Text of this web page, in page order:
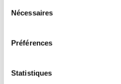
Nécessaires
Préférences
Statistiques
en 2023, en
mondiale, son
n'a connu que des